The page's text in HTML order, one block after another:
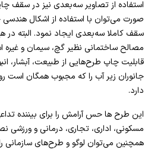
استفاده از تصاویر سه‌بعدی نیز در سقف
سقف کاملا سه‌بعدی ایجاد نمود. البته در
مصالح ساختمانی نظیر گچ، سیمان و غیره
قابلیت چاپ طرح‌هایی از طبیعت، آبشار،
جانوران زیر آب را که مجبوب همگان است
دارد.
این طرح ها حس آرامش را برای بیننده
مسکونی، اداری، تجاری، درمانی و
همچنین می‌توان لوگو و طرح‌های سازمانی